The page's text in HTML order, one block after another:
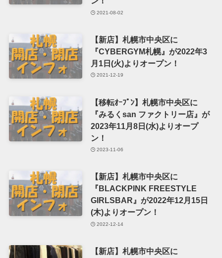
2021-08-02
【新店】札幌市中央区に
『CYBERGYM札幌』が2022年3
月1日(火)よりオープン！
2021-12-19
【移転ｵｰﾌﾟﾝ】札幌市中央区に
『みるくsan ファクトリー店』が
2023年11月8日(水)よりオープ
ン！
2023-11-06
【新店】札幌市中央区に
『BLACKPINK FREESTYLE
GIRLSBAR』が2022年12月15日
(木)よりオープン！
2022-12-14
【新店】札幌市中央区に